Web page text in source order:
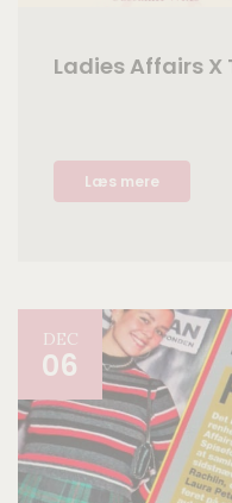
Ladies Affairs
Læs mere
DEC
06